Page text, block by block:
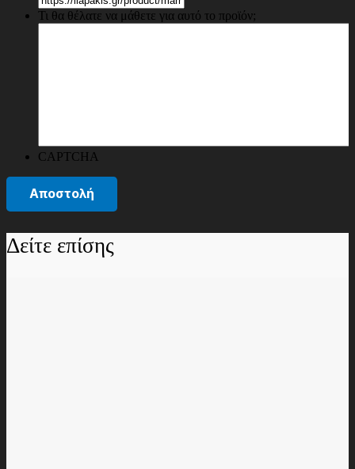
Τι θα θέλατε να μάθετε για αυτό το προϊόν;
CAPTCHA
Δείτε επίσης